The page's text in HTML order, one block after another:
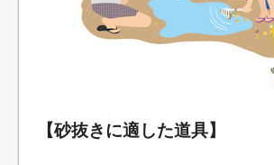
【砂抜きに適した道具】